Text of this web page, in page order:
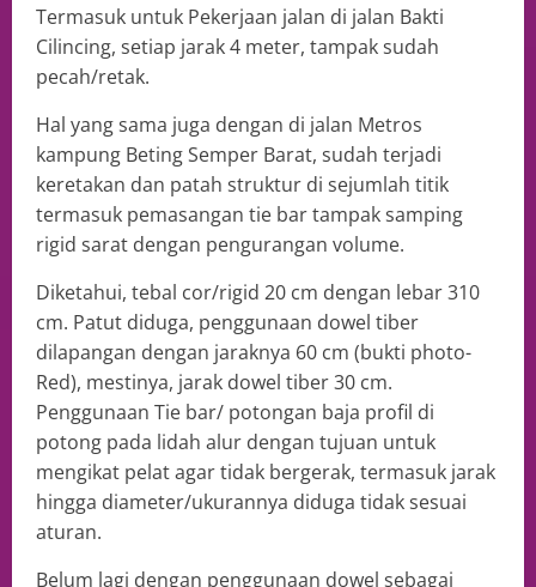
Termasuk untuk Pekerjaan jalan di jalan Bakti
Cilincing, setiap jarak 4 meter, tampak sudah
pecah/retak.
Hal yang sama juga dengan di jalan Metros
kampung Beting Semper Barat, sudah terjadi
keretakan dan patah struktur di sejumlah titik
termasuk pemasangan tie bar tampak samping
rigid sarat dengan pengurangan volume.
Diketahui, tebal cor/rigid 20 cm dengan lebar 310
cm. Patut diduga, penggunaan dowel tiber
dilapangan dengan jaraknya 60 cm (bukti photo-
Red), mestinya, jarak dowel tiber 30 cm.
Penggunaan Tie bar/ potongan baja profil di
potong pada lidah alur dengan tujuan untuk
mengikat pelat agar tidak bergerak, termasuk jarak
hingga diameter/ukurannya diduga tidak sesuai
aturan.
Belum lagi dengan penggunaan dowel sebagai